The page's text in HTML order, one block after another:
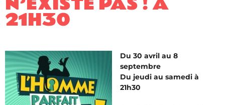
21H30
Du 30 avril au 8
septembre
Du jeudi au samedi à
21h30